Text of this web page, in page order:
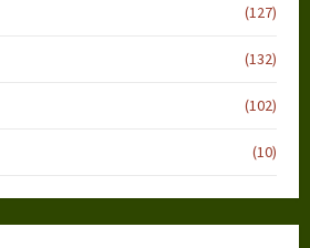
(127)
(132)
(102)
(10)